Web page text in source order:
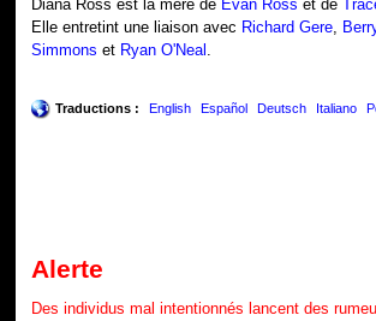
Diana Ross est la mère de Evan Ross et de
Elle entretint une liaison avec Richard Gere,
Simmons et Ryan O'Neal .
Traductions : English Español Deutsch Italiano
Alerte
Des individus mal intentionnés lancent des